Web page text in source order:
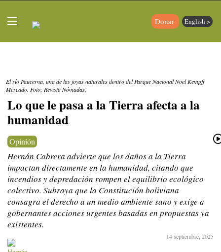
Donar English >
El río Paucerna, una de las joyas naturales dentro del Parque Nacional Noel Kempff
Mercado. Foto: Revista Nómadas.
Lo que le pasa a la Tierra afecta a la
humanidad
Opinión
Hernán Cabrera advierte que los daños a la Tierra
impactan directamente en la humanidad, citando que
incendios y depredación rompen el equilibrio ecológico
colectivo. Subraya que la Constitución boliviana
consagra el derecho a un medio ambiente sano y exige a
gobernantes acciones urgentes basadas en propuestas ya
existentes.
14 septiembre, 2025